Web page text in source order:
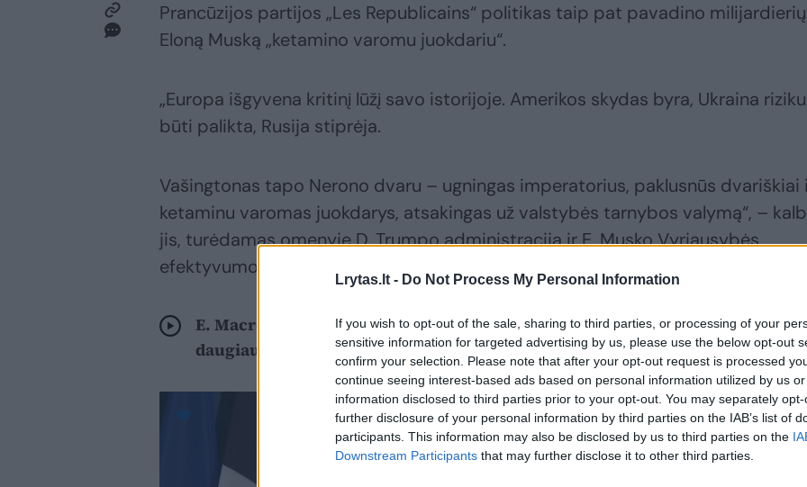
Lrytas.lt - Do Not Process My Personal Information
If you wish to opt-out of the sale, sharing to third parties, or processing of your
sensitive information for targeted advertising by us, please use the below opt-out
confirm your selection. Please note that after your opt-out request is processed
continue seeing interest-based ads based on personal information utilized by us
information disclosed to third parties prior to your opt-out. You may separately
further disclosure of your personal information by third parties on the IAB’s list of
participants. This information may also be disclosed by us to third parties on the
Downstream Participants that may further disclose it to other third parties.
Prancūzijos partijos „Les Republicains“ politikas taip pat pavadino milijardierių
Eloną Muską „ketamino varomu juokdariu“.
„Europa išgyvena kritinį lūžį savo istorijoje. Amerikos skydas byra, Ukraina
būti palikta, Rusija stiprėja.
Vašingtonas tapo Nerono dvaru – ugningas imperatorius, paklusnūs dvariškiai
ketaminu varomas juokdarys, atsakingas už valstybės tarnybos valymą“, –
jis, turėdamas omenyje D. Trumpo administraciją ir E. Musko Vyriausybės
efektyvumo departamentą (DOGE).
E. Macronas perspėjo – Rusija sparčiai ginkluojasi: baiminasi, kad gali
daugiau šalių